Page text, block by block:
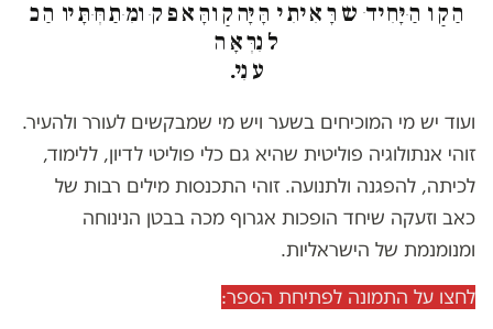
הַ קַ ו הַ ּיָּחִ יד ׁ ש רָּ אִ יתִ י הָּ יָּה קַ ו הָּ א פ ק ּ ומִ ּתַ חְּ ּתָּ יו הַ כ
ל נִרְּ אָּ ה
ע נִי.
ועוד יש מי המוכיחים בשער ויש מי שמבקשים לעורר ולהעיר.
זוהי אנתולוגיה פוליטית שהיא גם כלי פוליטי לדיון, ללימוד,
לכיתה, להפגנה ולתנועה. זוהי התכנסות מילים רבות של
כאב וזעקה שיחד הופכות אגרוף מכה בבטן הנינוחה
ומנומנמת של הישראליות.
לחצו על התמונה לפתיחת הספר: